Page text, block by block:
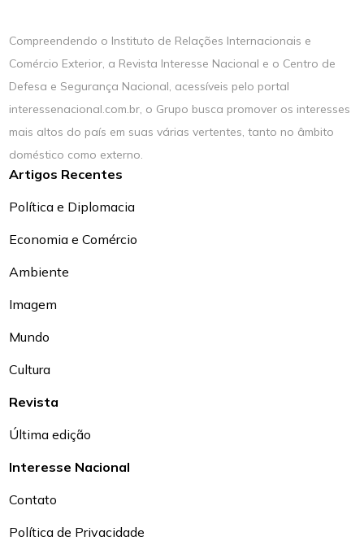
Compreendendo o Instituto de Relações Internacionais e
Comércio Exterior, a Revista Interesse Nacional e o Centro de
Defesa e Segurança Nacional, acessíveis pelo portal
interessenacional.com.br, o Grupo busca promover os interesses
mais altos do país em suas várias vertentes, tanto no âmbito
doméstico como externo.
Artigos Recentes
Política e Diplomacia
Economia e Comércio
Ambiente
Imagem
Mundo
Cultura
Revista
Última edição
Interesse Nacional
Contato
Política de Privacidade